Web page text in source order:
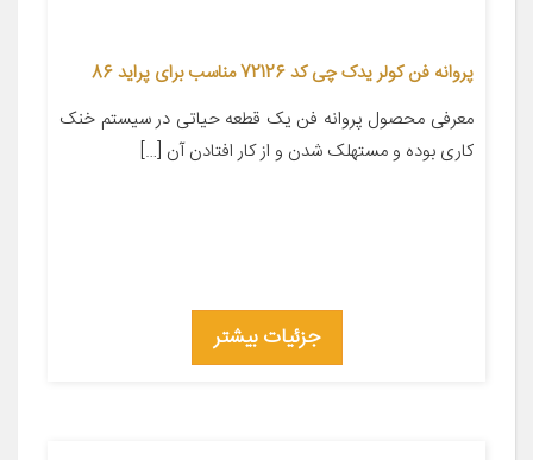
پروانه فن کولر یدک چی کد 72126 مناسب برای پراید 86
معرفی محصول پروانه فن یک قطعه حیاتی در سیستم خنک
کاری بوده و مستهلک شدن و از کار افتادن آن […]
جزئیات بیشتر